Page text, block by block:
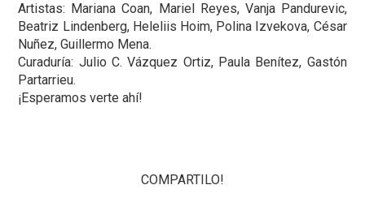
Artistas: Mariana Coan, Mariel Reyes, Vanja Pandurevic,
Beatriz Lindenberg, Heleliis Hoim, Polina Izvekova, César
Nuñez, Guillermo Mena.
Curaduría: Julio C. Vázquez Ortiz, Paula Benítez, Gastón
Partarrieu.
¡Esperamos verte ahí!
COMPARTILO!